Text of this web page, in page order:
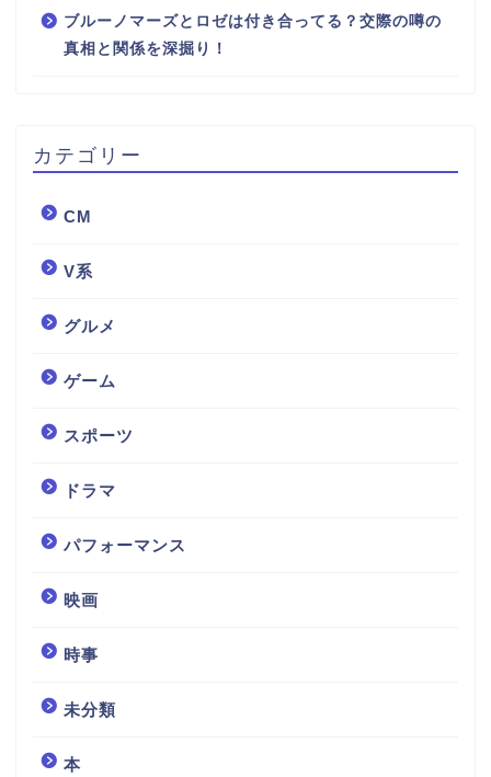
ブルーノマーズとロゼは付き合ってる？交際の噂の
真相と関係を深掘り！
カテゴリー
CM
V系
グルメ
ゲーム
スポーツ
ドラマ
パフォーマンス
映画
時事
未分類
本